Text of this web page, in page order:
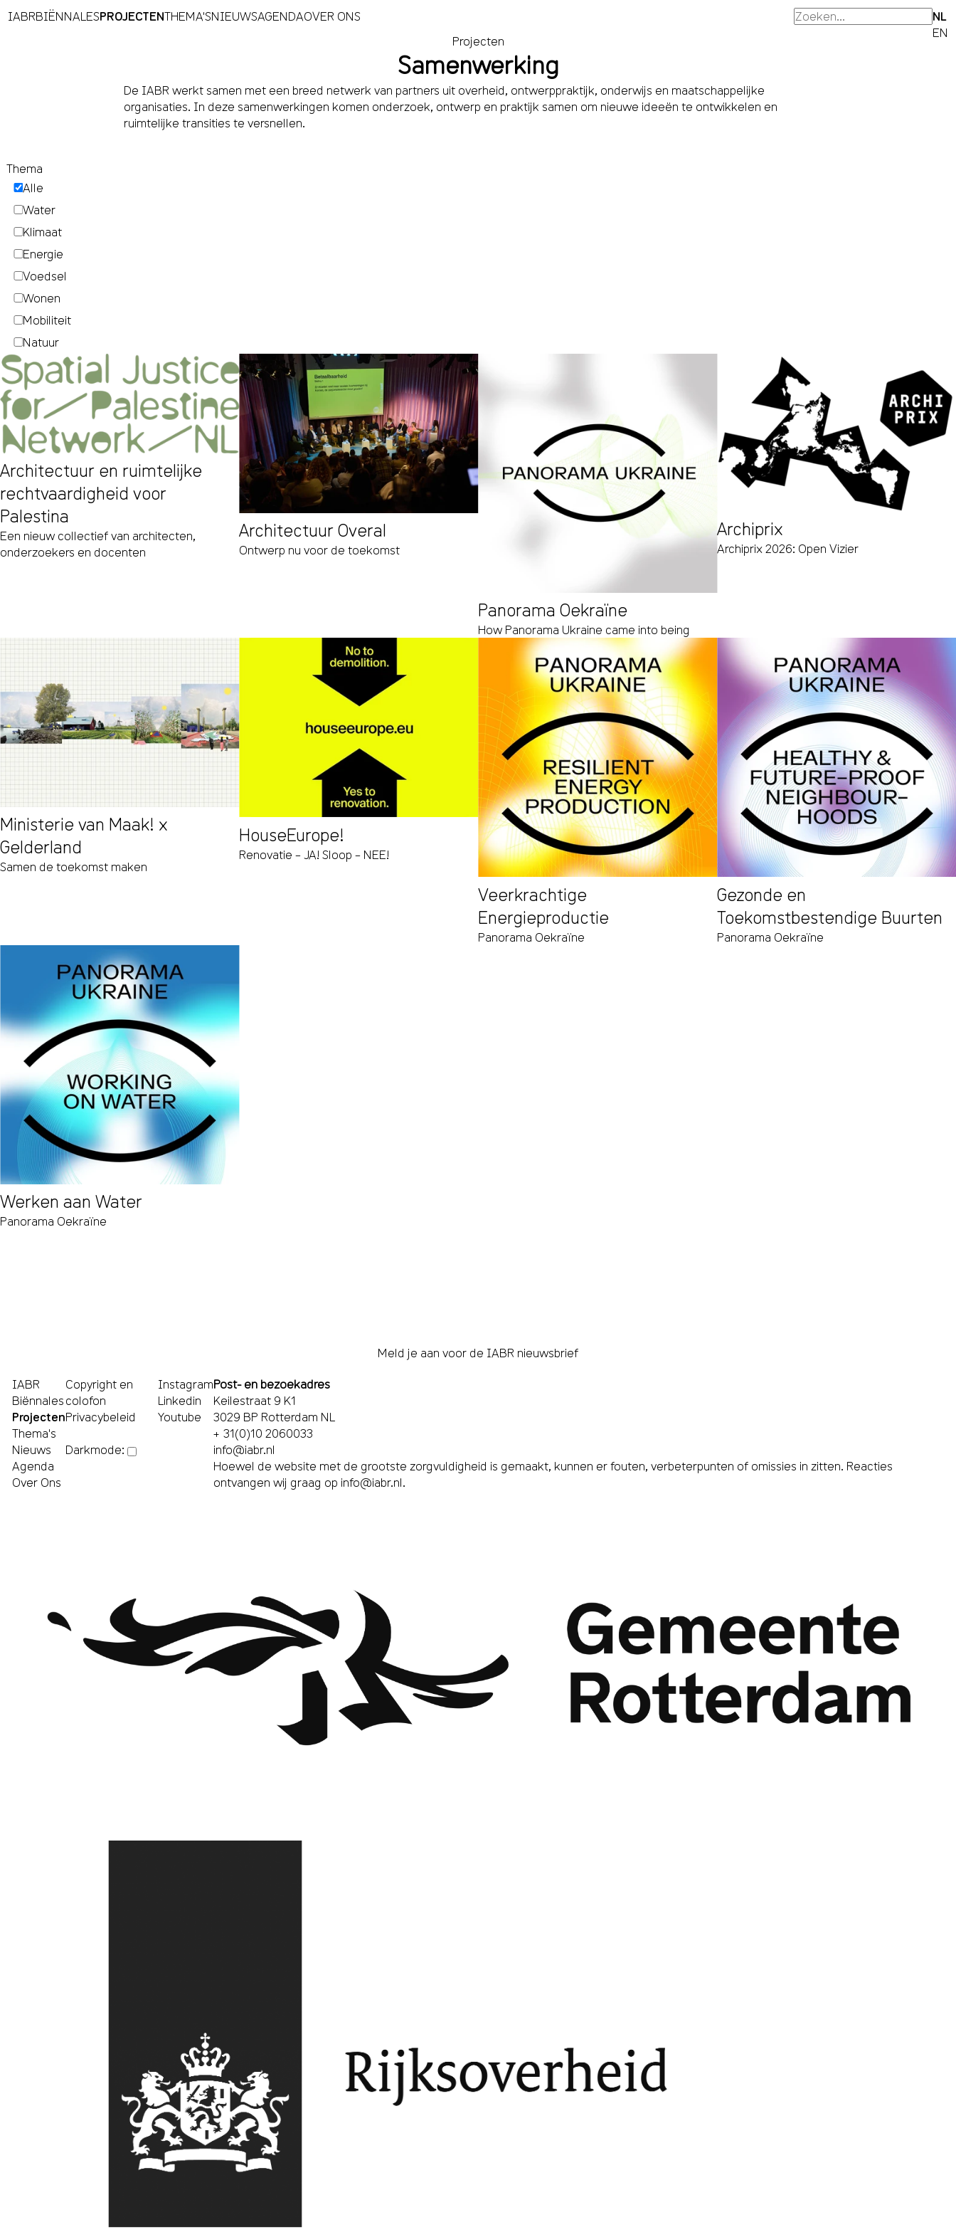
IABRBIËNNALESPROJECTENTHEMA'SNIEUWSAGENDAOVER ONS
NL
EN
Projecten
Samenwerking
De IABR werkt samen met een breed netwerk van partners uit overheid, ontwerppraktijk, onderwijs en maatschappelijke
organisaties. In deze samenwerkingen komen onderzoek, ontwerp en praktijk samen om nieuwe ideeën te ontwikkelen en
ruimtelijke transities te versnellen.
Thema
Alle
Water
Klimaat
Energie
Voedsel
Wonen
Mobiliteit
Natuur
Architectuur en ruimtelijke
rechtvaardigheid voor
Palestina
Een nieuw collectief van architecten,
onderzoekers en docenten
Architectuur Overal
Ontwerp nu voor de toekomst
Panorama Oekraïne
How Panorama Ukraine came into being
Archiprix
Archiprix 2026: Open Vizier
Ministerie van Maak! x
Gelderland
Samen de toekomst maken
HouseEurope!
Renovatie – JA! Sloop – NEE!
Veerkrachtige
Energieproductie
Panorama Oekraïne
Gezonde en
Toekomstbestendige Buurten
Panorama Oekraïne
Werken aan Water
Panorama Oekraïne
Meld je aan voor de IABR nieuwsbrief
IABR
Biënnales
Projecten
Thema's
Nieuws
Agenda
Over Ons
Copyright en
colofon
Privacybeleid
Darkmode:
Instagram
Linkedin
Youtube
Post- en bezoekadres
Keilestraat 9 K1
3029 BP Rotterdam NL
+ 31(0)10 2060033
info@iabr.nl
Hoewel de website met de grootste zorgvuldigheid is gemaakt, kunnen er fouten, verbeterpunten of omissies in zitten. Reacties
ontvangen wij graag op info@iabr.nl.